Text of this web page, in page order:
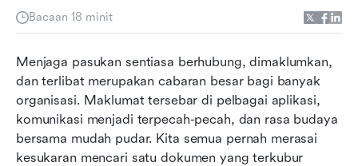
Bacaan 18 minit
Menjaga pasukan sentiasa berhubung, dimaklumkan,
dan terlibat merupakan cabaran besar bagi banyak
organisasi. Maklumat tersebar di pelbagai aplikasi,
komunikasi menjadi terpecah-pecah, dan rasa budaya
bersama mudah pudar. Kita semua pernah merasai
kesukaran mencari satu dokumen yang terkubur
Apakah perisian intranet awan itu?
yang hebat?
10 Perisian Intranet Awan Teratas pada tahun
2026
Perbandingan 5 perisian intranet awan terbaik